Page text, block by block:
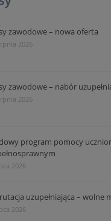
zawodowe – nowa oferta
2026
zawodowe – nabór
2026
program pomocy
2026
uzupełniająca – wolne
2026